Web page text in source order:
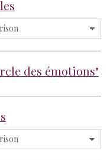
des émotions"